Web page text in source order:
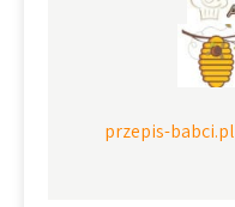
przepis-babci.pl